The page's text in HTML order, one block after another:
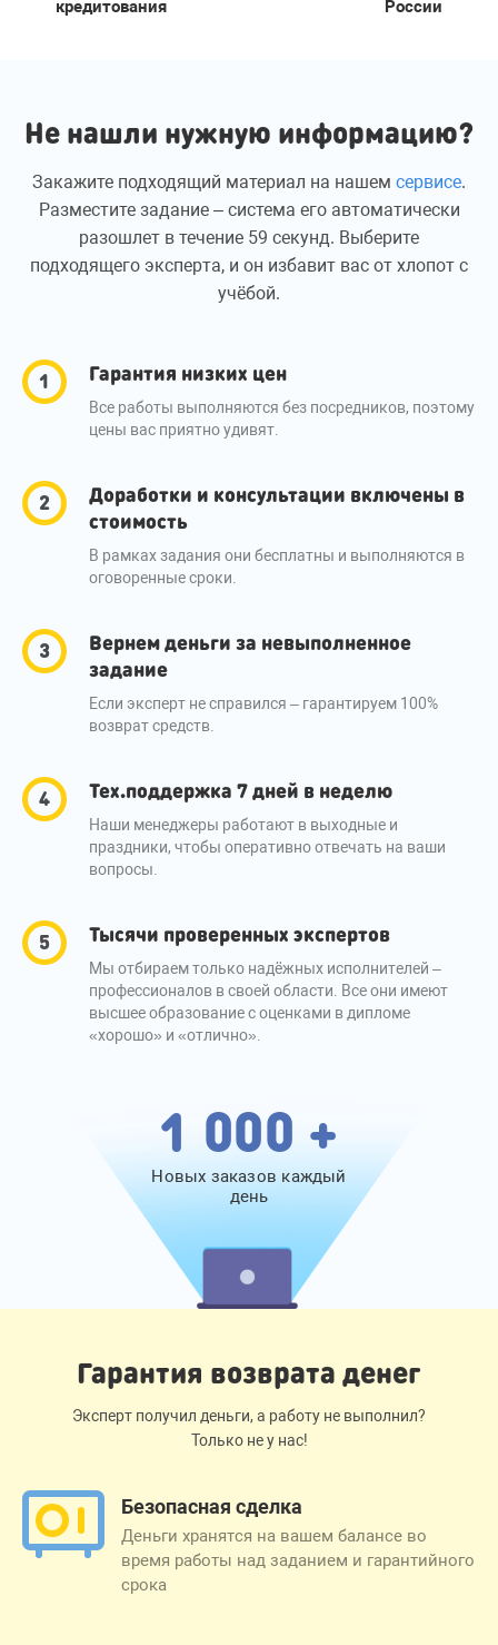
кредитования России
Не нашли нужную информацию?
Закажите подходящий материал на нашем сервисе.
Разместите задание – система его автоматически
разошлет в течение 59 секунд. Выберите
подходящего эксперта, и он избавит вас от хлопот с
учёбой.
Гарантия низких цен
Все работы выполняются без посредников, поэтому
цены вас приятно удивят.
Доработки и консультации включены в
стоимость
В рамках задания они бесплатны и выполняются в
оговоренные сроки.
Вернем деньги за невыполненное
задание
Если эксперт не справился – гарантируем 100%
возврат средств.
Тех.поддержка 7 дней в неделю
Наши менеджеры работают в выходные и
праздники, чтобы оперативно отвечать на ваши
вопросы.
Тысячи проверенных экспертов
Мы отбираем только надёжных исполнителей –
профессионалов в своей области. Все они имеют
высшее образование с оценками в дипломе
«хорошо» и «отлично».
1 000 +
Новых заказов каждый
день
Гарантия возврата денег
Эксперт получил деньги, а работу не выполнил?
Только не у нас!
Безопасная сделка
Деньги хранятся на вашем балансе во
время работы над заданием и гарантийного
срока